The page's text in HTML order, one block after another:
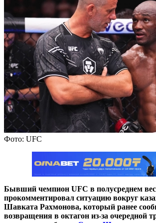
Фото: UFC
Бывший чемпион UFC в полусреднем
прокомментировал ситуацию вокруг
Шавката Рахмонова, который ранее
возвращения в октагон из-за очередной